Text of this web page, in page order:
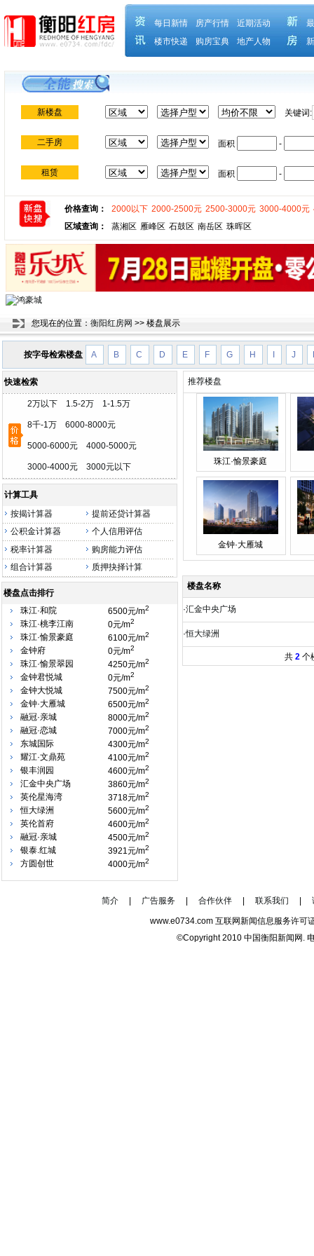
每日新情 房产行情
近期活动
楼市快递
购房宝典 地产人物
新楼盘 关键词:
二手房 面积 -
租赁 面积 -
价格查询： 2000以下 2000-2500元 2500-3000元 3000-4000元
区域查询：
蒸湘区 雁峰区 石鼓区 南岳区 珠晖区
您现在的位置： 衡阳红房网 >> 楼盘展示
按字母检索楼盘 A B C D E F G H J
快速检索
2万以下 1.5-2万 1-1.5万
8千-1万 6000-8000元
5000-6000元 4000-5000元
3000-4000元 3000元以下
计算工具
按揭计算器
提前还贷计算器
公积金计算器
个人信用评估
税率计算器
购房能力评估
组合计算器
质押抉择计算
楼盘点击排行
珠江·和院
6500元/m2
珠江·桃李江南 0元/m2
珠江·愉景豪庭 6100元/m2
金钟府 0元/m2
珠江·愉景翠园 4250元/m2
金钟君悦城 0元/m2
金钟大悦城 7500元/m2
金钟·大雁城 6500元/m2
融冠·亲城 8000元/m2
融冠·恋城 7000元/m2
东城国际 4300元/m2
耀江·文鼎苑 4100元/m2
银丰润园 4600元/m2
汇金中央广场 3860元/m2
英伦星海湾 3718元/m2
恒大绿洲 5600元/m2
英伦首府 4600元/m2
融冠·亲城 4500元/m2
银泰.红城 3921元/m2
方圆创世 4000元/m2
推荐楼盘
珠江·愉景豪庭
金钟·大雁城
楼盘名称
·汇金中央广场
·恒大绿洲
共 2 个
简介 广告服务 合作伙伴 联系我们
www.e0734.com 互联网新闻信息服务许可
©Copyright 2010 中国衡阳新闻网.